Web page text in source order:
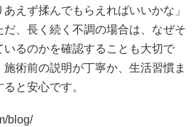
あえず揉んでもらえればいいかな」
、長く続く不調の場合は、なぜそ
るのかを確認することも大切で
術前の説明が丁寧か、生活習慣ま
と安心です。
blog/